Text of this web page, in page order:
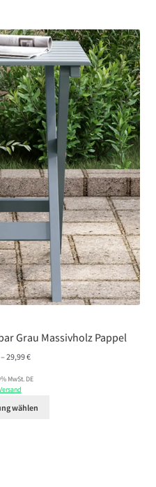
Grau Massivholz Pappel
– 29,99€Preisspanne:
bis
MwSt. DE
wählen